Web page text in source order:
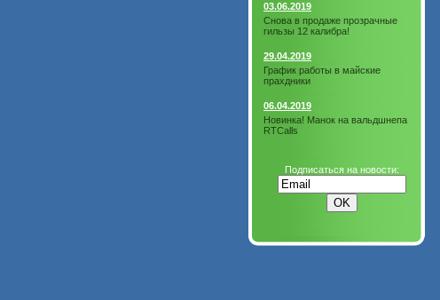
03.06.2019
Снова в продаже прозрачные
гильзы 12 калибра!
29.04.2019
График работы в майские
прахдники
06.04.2019
Новинка! Манок на вальдшнепа
RTCalls
Подписаться на новости: